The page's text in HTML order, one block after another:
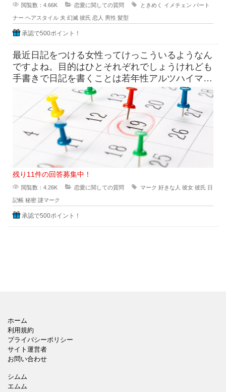
閲覧数：4.66K 恋愛に関しての質問 ときめく イメチェン パート
ナー ヘアスタイル 夫 幻滅 彼氏 恋人 男性 髪型
承認で500ポイント！
最近日記をつける女性ってけっこういるようなん
ですよね。目的はひとそれぞれでしょうけれども
手書きで日記を書くことは若年性アルツハイマー
にも効果はすこしくらいは貢献
残り11件の回答募集中！
閲覧数：4.26K 恋愛に関しての質問 マーク 好きな人 彼女 彼氏 日
記帳 秘密 謎マーク
承認で500ポイント！
ホーム
利用規約
プライバシーポリシー
サイト運営者
お問い合わせ
シムム
エムム